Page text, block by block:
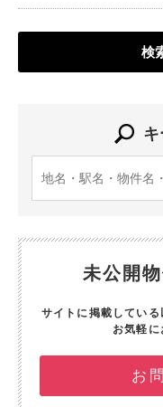
検
未公開
サイトに掲載している
お気軽に
お